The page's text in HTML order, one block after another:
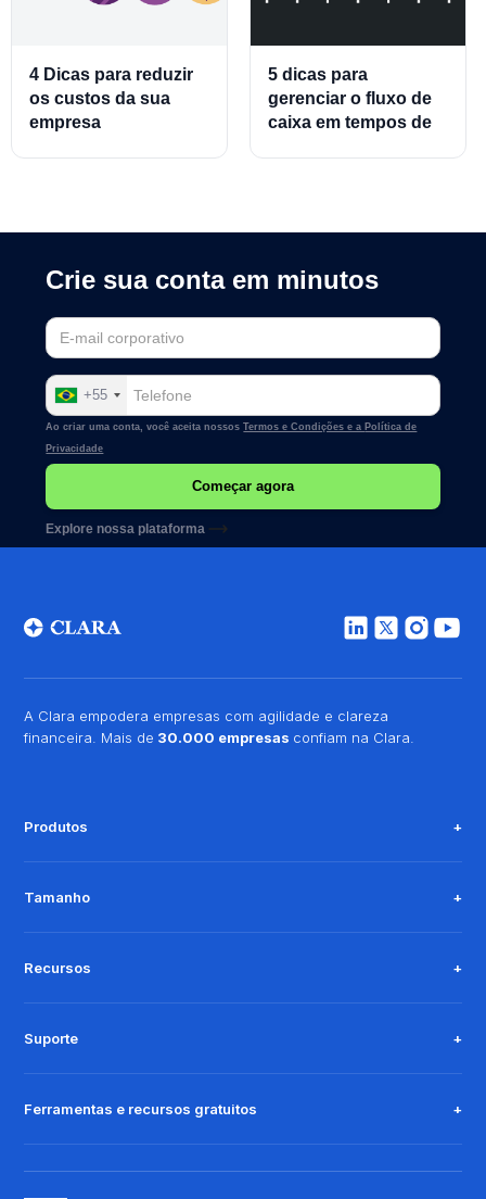
4 Dicas para reduzir
os custos da sua
empresa
5 dicas para
gerenciar o fluxo de
caixa em tempos de
Crie sua conta em minutos
+55
Ao criar uma conta, você aceita nossosTermos e Condições e a Política de
Privacidade
Explore nossa plataforma
A Clara empodera empresas com agilidade e clareza
financeira. Mais de 30.000 empresas confiam na Clara.
Produtos
Tamanho
Recursos
Suporte
Ferramentas e recursos gratuitos